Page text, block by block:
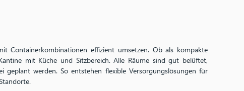
Containerkombinationen effizient umsetzen. Ob als kompakte
mit Küche und Sitzbereich. Alle Räume sind gut belüftet,
geplant werden. So entstehen flexible Versorgungslösungen für